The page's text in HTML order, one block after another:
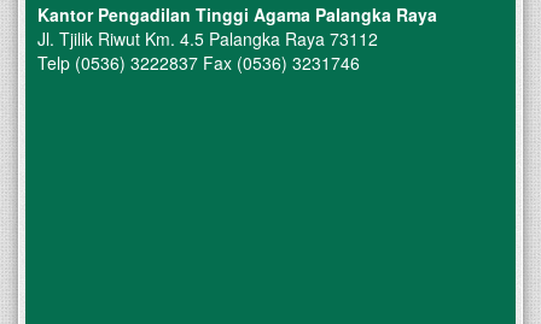
Kantor Pengadilan Tinggi Agama Palangka Raya
Jl. Tjilik Riwut Km. 4.5 Palangka Raya 73112
Telp (0536) 3222837 Fax (0536) 3231746